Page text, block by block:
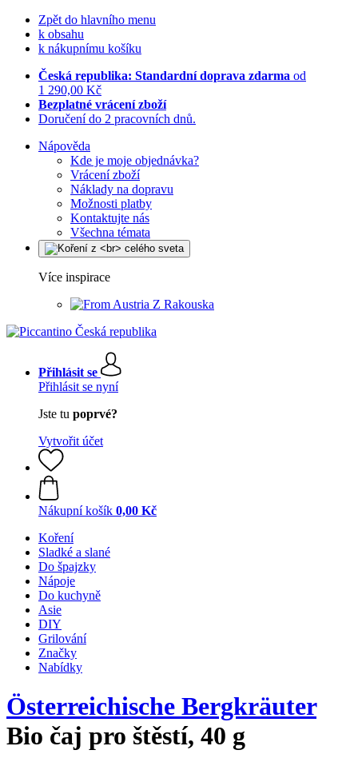
Zpět do hlavního menu
k obsahu
k nákupnímu košíku
Česká republika: Standardní doprava zdarma od
1 290,00 Kč
Bezplatné vrácení zboží
Doručení do 2 pracovních dnů.
Nápověda
Kde je moje objednávka?
Vrácení zboží
Náklady na dopravu
Možnosti platby
Kontaktujte nás
Všechna témata
Více inspirace
Z Rakouska
Přihlásit se
Přihlásit se nyní
Jste tu poprvé?
Vytvořit účet
Nákupní košík 0,00 Kč
Koření
Sladké a slané
Do špajzky
Nápoje
Do kuchyně
Asie
DIY
Grilování
Značky
Nabídky
Österreichische Bergkräuter
Bio čaj pro štěstí, 40 g